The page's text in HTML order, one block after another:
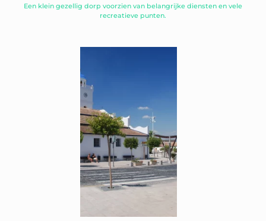
Een klein gezellig dorp voorzien van belangrijke diensten en vele
recreatieve punten.